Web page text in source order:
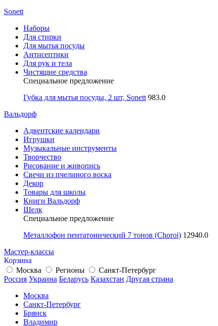
Sonett
Наборы
Для стирки
Для мытья посуды
Антисептики
Для рук и тела
Чистящие средства
Специальное предложение
Губка для мытья посуды, 2 шт, Sonett 983.0
Вальдорф
Адвентские календари
Игрушки
Музыкальные инструменты
Творчество
Рисование и живопись
Свечи из пчелиного воска
Декор
Товары для школы
Книги Вальдорф
Шелк
Специальное предложение
Металлофон пентатонический 7 тонов (Choroi) 12940.0
Мастер-классы
Корзина
Москва
Регионы
Санкт-Петербург
Россия Украина Беларусь Казахстан Другая страна
Москва
Санкт-Петербург
Брянск
Владимир